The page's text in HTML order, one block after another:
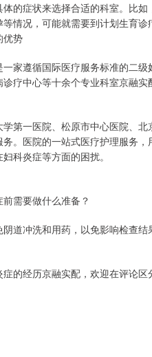
的症状来选择合适的科室。比
情况，可能就需要到计划生育诊
优势
家遵循国际医疗服务标准的二
疗中心等十余个专业科室京融
第一医院、松原市中心医院、
。医院的一站式医疗护理服务
科炎症等方面的困扰。
需要做什么准备？
道冲洗和用药，以免影响检查
的经历京融实配，欢迎在评论
成指 14110.12 -34.08